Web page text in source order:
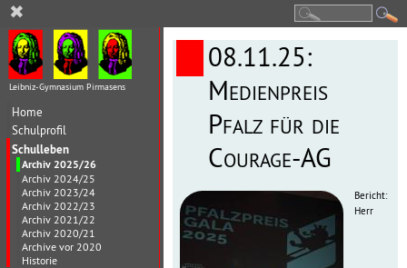
Leibniz-Gymnasium Pirmasens
Home
Schulprofil
Schulleben
Archiv 2025/26
Archiv 2024/25
Archiv 2023/24
Archiv 2022/23
Archiv 2021/22
Archiv 2020/21
Archive vor 2020
Historie
08.11.25:
Medienpreis
Pfalz für die
Courage-AG
Bericht:
Herr
✖